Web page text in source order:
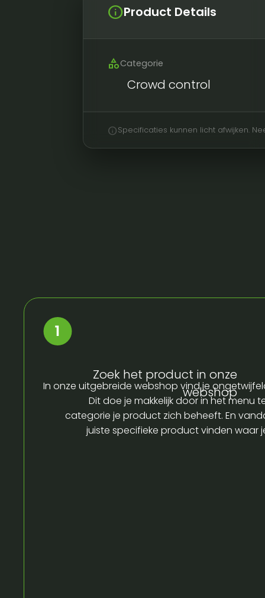
infoProduct Details
categoryCategorie
Crowd control
infoSpecificaties kunnen licht afwijken.
Zoek het product in onze
webshop
In onze uitgebreide webshop vind je
Dit doe je makkelijk door in het menu
categorie je product zich beheeft. En
juiste specifieke product vinden waar